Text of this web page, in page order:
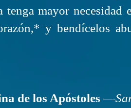
tenga mayor
y bendícelos
de los Apóstoles —